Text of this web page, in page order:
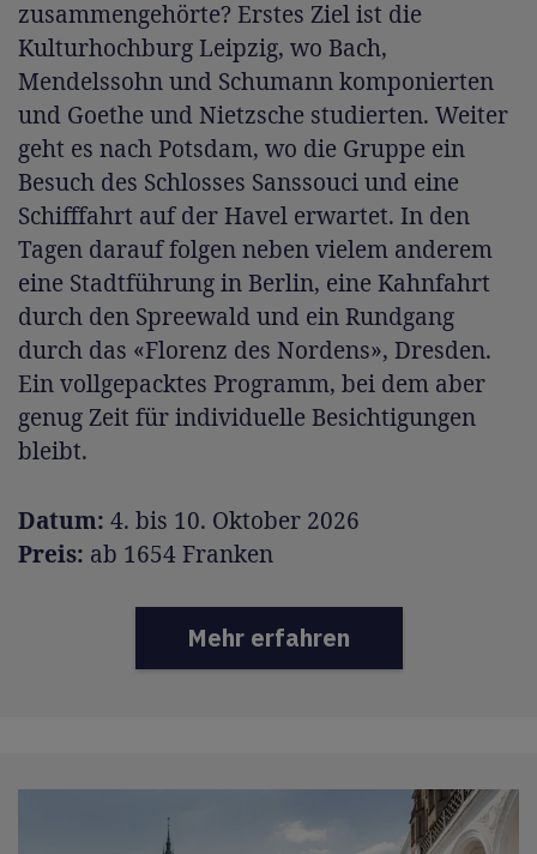
zusammengehörte? Erstes Ziel ist die
Kulturhochburg Leipzig, wo Bach,
Mendelssohn und Schumann komponierten
und Goethe und Nietzsche studierten. Weiter
geht es nach Potsdam, wo die Gruppe ein
Besuch des Schlosses Sanssouci und eine
Schifffahrt auf der Havel erwartet. In den
Tagen darauf folgen neben vielem anderem
eine Stadtführung in Berlin, eine Kahnfahrt
durch den Spreewald und ein Rundgang
durch das «Florenz des Nordens», Dresden.
Ein vollgepacktes Programm, bei dem aber
genug Zeit für individuelle Besichtigungen
bleibt.
Datum: 4. bis 10. Oktober 2026
Preis: ab 1654 Franken
Mehr erfahren